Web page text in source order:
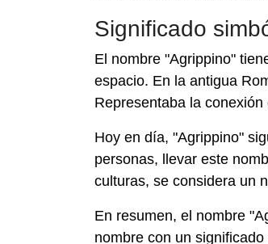
Significado
El nombre "Agrippino"
espacio. En la antigua
Representaba la
Hoy en día, "Agrippino"
personas, llevar este
culturas, se considera un
En resumen, el nombre
nombre con un